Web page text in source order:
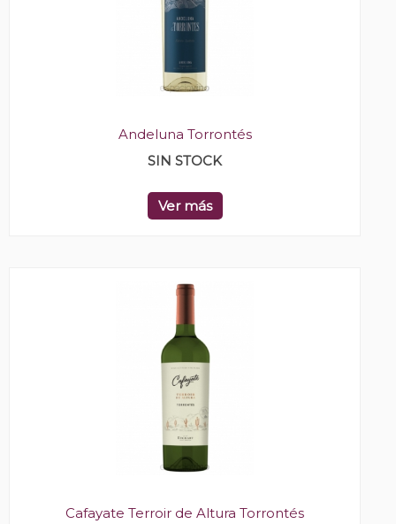
Andeluna Torrontés
SIN STOCK
Ver más
Cafayate Terroir de Altura Torrontés